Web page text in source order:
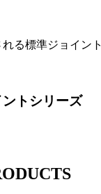
る標準ジョイント